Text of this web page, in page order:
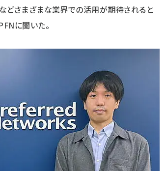
どさまざまな業界での活用が期待されると
に聞いた。